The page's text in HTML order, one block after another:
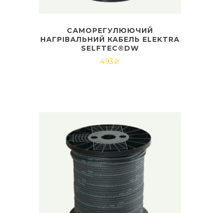
САМОРЕГУЛЮЮЧИЙ
НАГРІВАЛЬНИЙ КАБЕЛЬ ELEKTRA
SELFTEC®DW
493₴